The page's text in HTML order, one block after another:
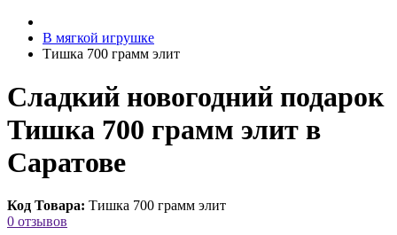
В мягкой игрушке
Тишка 700 грамм элит
Сладкий новогодний подарок
Тишка 700 грамм элит в
Саратове
Код Товара: Тишка 700 грамм элит
0 отзывов